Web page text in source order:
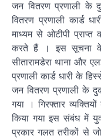
जन वितरण प्रणाली के
वितरण प्रणाली कार्ड
माध्यम से ओटीपी
करते हैं । इस सूचना के
सीतारामडेरा थाना और
प्रणाली कार्ड धारी के
जन वितरण प्रणाली के
गया । गिरफ्तार
किया गया इस संबंध में
प्रकार गलत तरीकों से